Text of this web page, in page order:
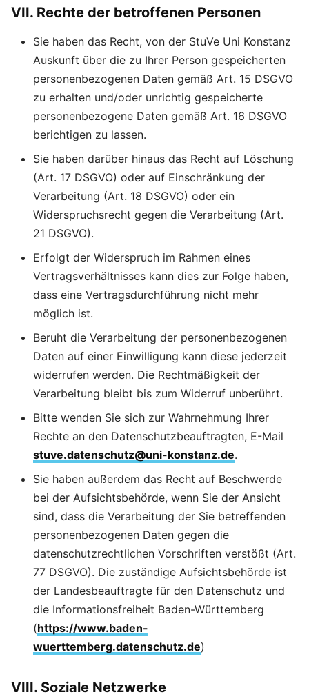
VII. Rechte der betroffenen Personen
Sie haben das Recht, von der StuVe Uni Konstanz
Auskunft über die zu Ihrer Person gespeicherten
personenbezogenen Daten gemäß Art. 15 DSGVO
zu erhalten und/oder unrichtig gespeicherte
personenbezogene Daten gemäß Art. 16 DSGVO
berichtigen zu lassen.
Sie haben darüber hinaus das Recht auf Löschung
(Art. 17 DSGVO) oder auf Einschränkung der
Verarbeitung (Art. 18 DSGVO) oder ein
Widerspruchsrecht gegen die Verarbeitung (Art.
21 DSGVO).
Erfolgt der Widerspruch im Rahmen eines
Vertragsverhältnisses kann dies zur Folge haben,
dass eine Vertragsdurchführung nicht mehr
möglich ist.
Beruht die Verarbeitung der personenbezogenen
Daten auf einer Einwilligung kann diese jederzeit
widerrufen werden. Die Rechtmäßigkeit der
Verarbeitung bleibt bis zum Widerruf unberührt.
Bitte wenden Sie sich zur Wahrnehmung Ihrer
Rechte an den Datenschutzbeauftragten, E-Mail
stuve.datenschutz@uni-konstanz.de.
Sie haben außerdem das Recht auf Beschwerde
bei der Aufsichtsbehörde, wenn Sie der Ansicht
sind, dass die Verarbeitung der Sie betreffenden
personenbezogenen Daten gegen die
datenschutzrechtlichen Vorschriften verstößt (Art.
77 DSGVO). Die zuständige Aufsichtsbehörde ist
der Landesbeauftragte für den Datenschutz und
die Informationsfreiheit Baden-Württemberg
(https://www.baden-
wuerttemberg.datenschutz.de)
VIII. Soziale Netzwerke